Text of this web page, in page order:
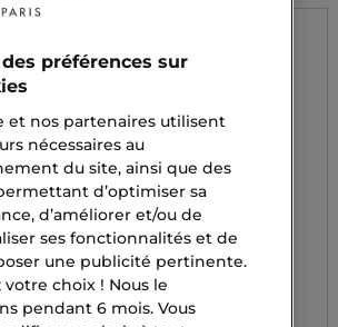
préférences sur
et nos partenaires utilisent
nécessaires au
du site, ainsi que des
d’optimiser sa
d’améliorer et/ou de
ses fonctionnalités et de
une publicité pertinente.
votre choix ! Nous le
pendant 6 mois. Vous